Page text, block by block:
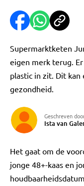
Supermarktketen
eigen merk terug.
plastic in zit. Dit kan
gezondheid.
Geschreven
Ista van
Het gaat om de
jonge 48+-kaas en